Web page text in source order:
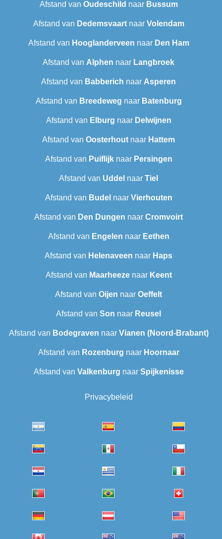
Afstand van Oudeschild naar Bussum
Afstand van Dedemsvaartnaar Volendam
Afstand van Hooglanderveen naar Den Ham
Afstand van Alphen naar Langbroek
Afstand van Babberich naar Asperen
Afstand van Breedeweg naar Batenburg
Afstand van Elburg naar Delwijnen
Afstand van Oosterhout naar Hattem
Afstand van Puiflijknaar Persingen
Afstand van Uddel naar Tiel
Afstand van Budel naar Vierhouten
Afstand van Den Dungen naar Cromvoirt
Afstand van Engelen naar Eethen
Afstand van Helenaveen naar Haps
Afstand van Maarheezenaar Keent
Afstand van Oijen naar Oeffelt
Afstand van Son naar Reusel
Afstand van Bodegraven naar Vianen (Noord-Brabant)
Afstand van Rozenburg naar Hoornaar
Afstand van Valkenburg naar Spijkenisse
Privacybeleid